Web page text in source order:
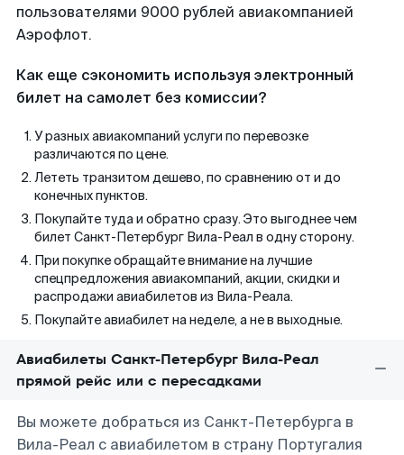
пользователями 9000 рублей авиакомпанией
Аэрофлот.
Как еще сэкономить используя электронный
билет на самолет без комиссии?
У разных авиакомпаний услуги по перевозке
различаются по цене.
Лететь транзитом дешево, по сравнению от и до
конечных пунктов.
Покупайте туда и обратно сразу. Это выгоднее чем
билет Санкт-Петербург Вила-Реал в одну сторону.
При покупке обращайте внимание на лучшие
спецпредложения авиакомпаний, акции, скидки и
распродажи авиабилетов из Вила-Реала.
Покупайте авиабилет на неделе, а не в выходные.
Авиабилеты Санкт-Петербург Вила-Реал
прямой рейс или с пересадками
Вы можете добраться из Санкт-Петербурга в
Вила-Реал с авиабилетом в страну Португалия